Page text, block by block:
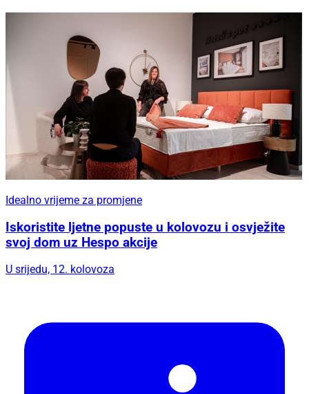
Idealno vrijeme za promjene
Iskoristite ljetne popuste u kolovozu i osvježite
svoj dom uz Hespo akcije
U srijedu, 12. kolovoza